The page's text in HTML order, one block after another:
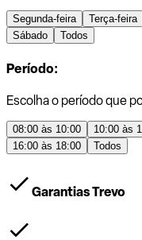
Segunda-feira Terça-feira
Sábado
Todos
Período:
Escolha o período que
08:00 às 10:00 10:00 às
16:00 às 18:00
Todos
Garantias Trevo